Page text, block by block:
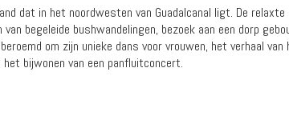
dat in het noordwesten van Guadalcanal ligt. De
begeleide bushwandelingen, bezoek aan een dorp
om zijn unieke dans voor vrouwen, het verhaal
bijwonen van een panfluitconcert.